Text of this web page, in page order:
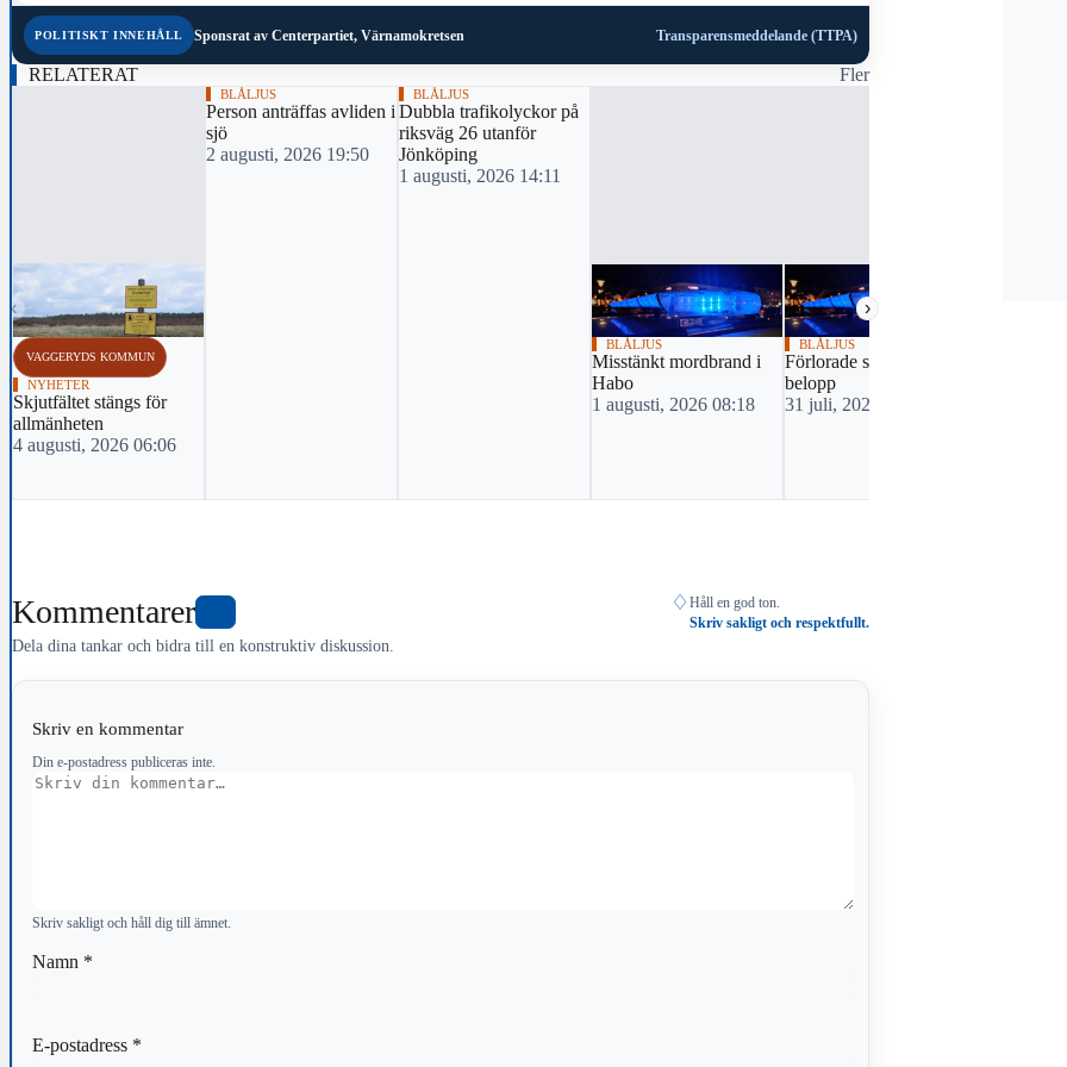
POLITISKT INNEHÅLL Sponsrat av Centerpartiet, Värnamokretsen Transparensmeddelande (TTPA)
RELATERAT Fler
‹ ›
VAGGERYDS KOMMUN
NYHETER
Skjutfältet stängs för
allmänheten
4 augusti, 2026 06:06
BLÅLJUS
Person anträffas avliden i
sjö
2 augusti, 2026 19:50
BLÅLJUS
Dubbla trafikolyckor på
riksväg 26 utanför
Jönköping
1 augusti, 2026 14:11
BLÅLJUS
Misstänkt mordbrand i
Habo
1 augusti, 2026 08:18
BLÅLJUS
Förlorade sexsiffrigt
belopp
31 juli, 2026 18:12
man vid
Kommentarer
Dela dina tankar och bidra till en konstruktiv diskussion.
♢ Håll en god ton.
Skriv sakligt och respektfullt.
Skriv en kommentar
Din e-postadress publiceras inte.
Kommentar
Skriv sakligt och håll dig till ämnet.
Namn *
E-postadress *